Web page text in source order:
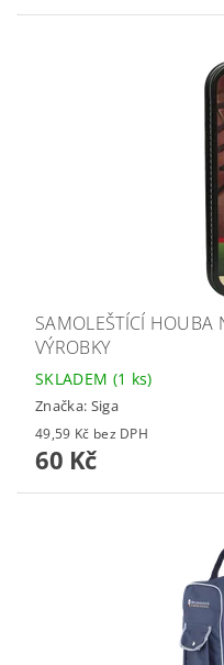
SAMOLEŠTÍCÍ HOUBA
VÝROBKY
SKLADEM (1 ks)
Značka: Siga
49,59 Kč bez DPH
60 Kč